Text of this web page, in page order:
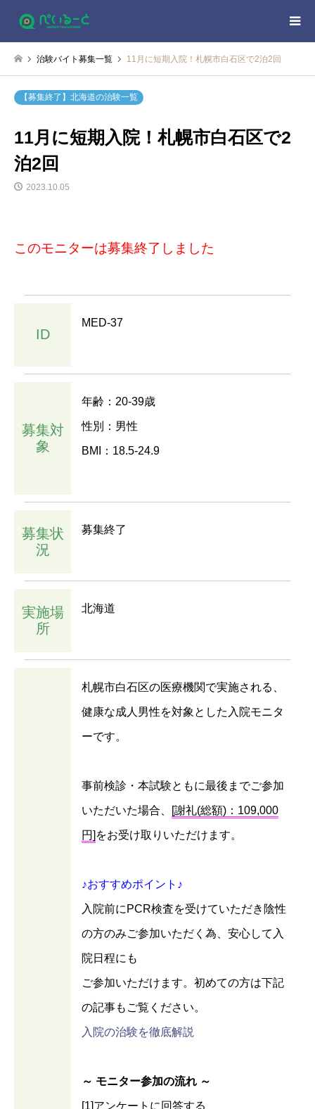
治験バイト募集一覧 11月に短期入院！札幌市白石区で2泊2回
【募集終了】北海道の治験一覧
11月に短期入院！札幌市白石区で2
泊2回
2023.10.05
このモニターは募集終了しました
ID
MED-37
募集対
象
年齢：20-39歳
性別：男性
BMI：18.5-24.9
募集状
況
募集終了
実施場
所
北海道
札幌市白石区の医療機関で実施される、
健康な成人男性を対象とした入院モニタ
ーです。
事前検診・本試験ともに最後までご参加
いただいた場合、 [謝礼(総額)：109,000
円] をお受け取りいただけます。
♪おすすめポイント♪
入院前にPCR検査を受けていただき陰性
の方のみご参加いただく為、安心して入
院日程にも
ご参加いただけます。初めての方は下記
の記事もご覧ください。
入院の治験を徹底解説
～ モニター参加の流れ ～
[1]アンケートに回答する